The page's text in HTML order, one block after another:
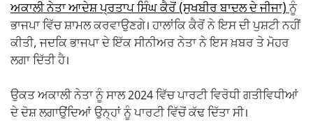
ਅਕਾਲੀ ਨੇਤਾ ਆਦੇਸ਼ ਪ੍ਰਤਾਪ ਸਿੰਘ ਕੈਰੋਂ (ਸੁਖਬੀਰ ਬਾਦਲ ਦੇ ਜੀਜਾ)ਨੂੰ
ਭਾਜਪਾ ਵਿੱਚ ਸ਼ਾਮਲ ਕਰਵਾਉਣਗੇ। ਹਾਲਾਂਕਿ ਕੈਰੋਂ ਨੇ ਇਸ ਦੀ ਪੁਸ਼ਟੀ ਨਹੀਂ
ਕੀਤੀ, ਜਦਕਿ ਭਾਜਪਾ ਦੇ ਇੱਕ ਸੀਨੀਅਰ ਨੇਤਾ ਨੇ ਇਸ ਖ਼ਬਰ ਤੇ ਮੋਹਰ
ਲਗਾ ਦਿੱਤੀ ਹੈ।
ਉਕਤ ਅਕਾਲੀ ਨੇਤਾ ਨੂੰ ਸਾਲ 2024 ਵਿੱਚ ਪਾਰਟੀ ਵਿਰੋਧੀ ਗਤੀਵਿਧੀਆਂ
ਦੇ ਦੋਸ਼ ਲਗਾਉਂਦਿਆਂ ਉਨ੍ਹਾਂ ਨੂੰ ਪਾਰਟੀ ਵਿੱਚੋਂ ਕੱਢ ਦਿੱਤਾ ਸੀ।